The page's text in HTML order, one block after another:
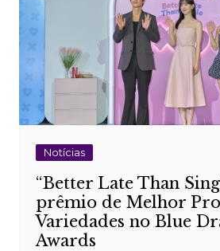
Notícias
“Better Late Than
prêmio de Melhor
Variedades no Blue
Awards